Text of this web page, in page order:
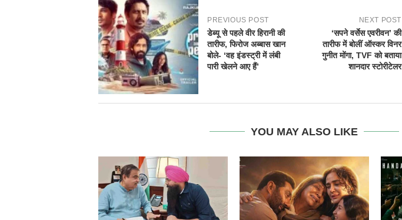
PREVIOUS POST
डेब्यू से पहले वीर हिरानी की
तारीफ, फिरोज अब्बास खान
बोले- ‘वह इंडस्ट्री में लंबी
पारी खेलने आए हैं’
NEXT POST
‘सपने वर्सेस एवरीवन’ की
तारीफ में बोलीं ऑस्कर विनर
गुनीत मोंगा, TVF को बताया
शानदार स्टोरीटेलर
YOU MAY ALSO LIKE